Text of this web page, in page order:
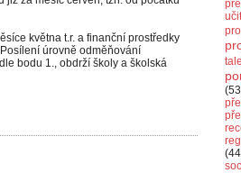
května t.r. a finanční prostředky
úrovně odměňování
bodu 1., obdrží školy a školská